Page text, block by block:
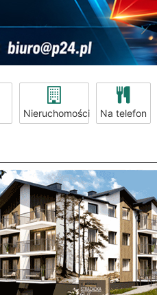
Nieruchomości Na telefon